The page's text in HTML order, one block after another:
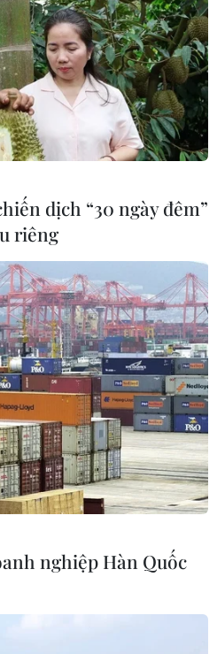
sống với street style
màu của dàn sao và hot girl
mới mẻ cho sàn diễn street
lễ vừa qua.
se chỉ tạo dáng
châu Á
pháp tân tiến như waxing
mày bằng chỉ là một kiểu
số nước châu Á, đặc biệt
dịch “30 ngày đêm”
riêng
nghiệp Hàn Quốc